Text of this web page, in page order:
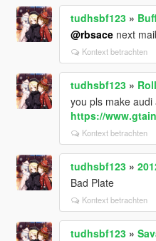
tudhsbf123»
@rbsacenext
Kontext betrachten
tudhsbf123»
you pls make audi
https://
Kontext betrachten
tudhsbf123»
Bad Plate
Kontext betrachten
tudhsbf123»